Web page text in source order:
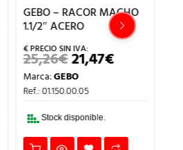
GEBO – RACOR MACHO
1.1/2″ ACERO
25,26€EL
PRECIO
ORIGINAL
ERA:
21,47€EL
PRECIO
Marca:GEBO
Ref.: 01.150.00.05
Stock disponible.